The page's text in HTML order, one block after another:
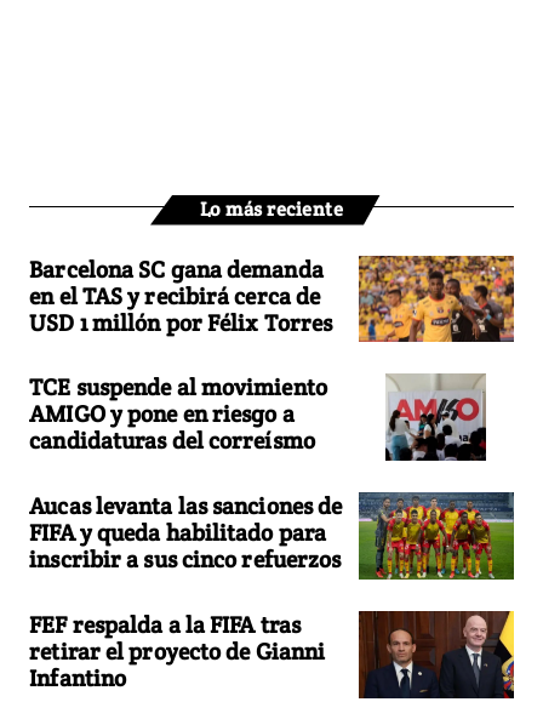
Lo más reciente
Barcelona SC gana demanda
en el TAS y recibirá cerca de
USD 1 millón por Félix Torres
TCE suspende al movimiento
AMIGO y pone en riesgo a
candidaturas del correísmo
Aucas levanta las sanciones de
FIFA y queda habilitado para
inscribir a sus cinco refuerzos
FEF respalda a la FIFA tras
retirar el proyecto de Gianni
Infantino